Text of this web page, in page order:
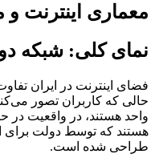
معماری اینترنت و
نمای کلی: شبکه
فضای اینترنت در ایران
حالی که کاربران تصور
واحد هستند، در واقعیت در
هستند که توسط دولت برای
طراحی شده است.